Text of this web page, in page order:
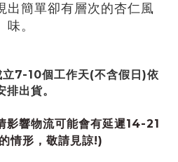
出簡單卻有層次的杏仁風
味。
立7-10個工作天(不含假日)依
排出貨。
影響物流可能會有延遲14-21
情形，敬請見諒!)